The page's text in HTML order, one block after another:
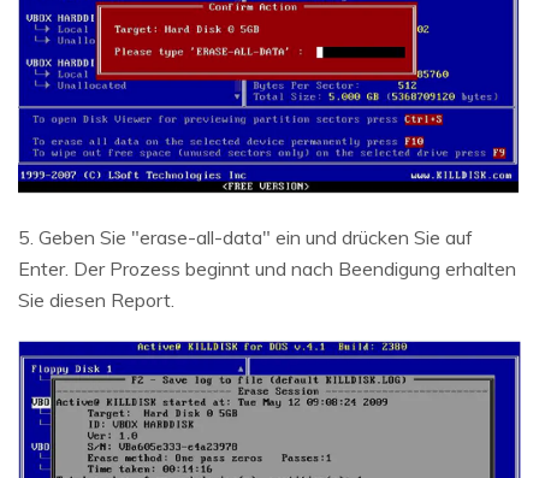
5. Geben Sie "erase-all-data" ein und drücken Sie auf
Enter. Der Prozess beginnt und nach Beendigung erhalten
Sie diesen Report.